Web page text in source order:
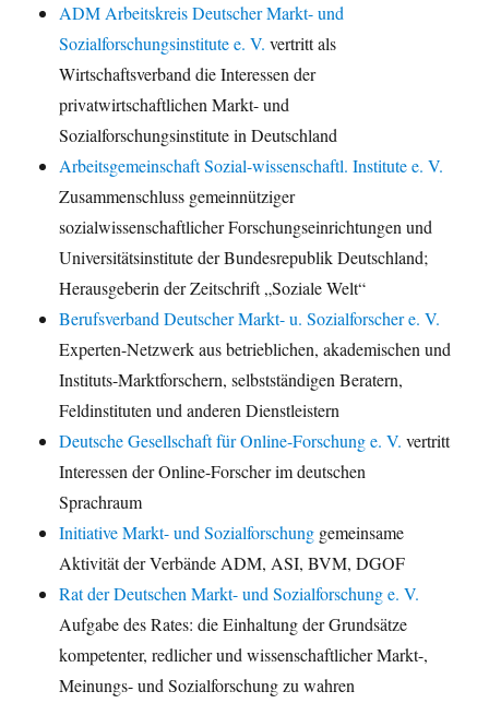
ADM Arbeitskreis Deutscher Markt- und
Sozialforschungsinstitute e. V. vertritt als
Wirtschaftsverband die Interessen der
privatwirtschaftlichen Markt- und
Sozialforschungsinstitute in Deutschland
Arbeitsgemeinschaft Sozial-wissenschaftl. Institute e. V.
Zusammenschluss gemeinnütziger
sozialwissenschaftlicher Forschungseinrichtungen und
Universitätsinstitute der Bundesrepublik Deutschland;
Herausgeberin der Zeitschrift „Soziale Welt“
Berufsverband Deutscher Markt- u. Sozialforscher e. V.
Experten-Netzwerk aus betrieblichen, akademischen und
Instituts-Marktforschern, selbstständigen Beratern,
Feldinstituten und anderen Dienstleistern
Deutsche Gesellschaft für Online-Forschung e. V. vertritt
Interessen der Online-Forscher im deutschen
Sprachraum
Initiative Markt- und Sozialforschung gemeinsame
Aktivität der Verbände ADM, ASI, BVM, DGOF
Rat der Deutschen Markt- und Sozialforschung e. V.
Aufgabe des Rates: die Einhaltung der Grundsätze
kompetenter, redlicher und wissenschaftlicher Markt-,
Meinungs- und Sozialforschung zu wahren